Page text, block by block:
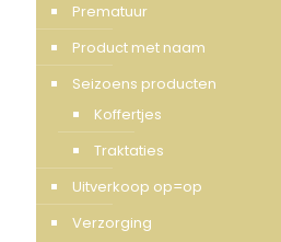
Prematuur
Product met naam
Seizoens producten
Koffertjes
Traktaties
Uitverkoop op=op
Verzorging